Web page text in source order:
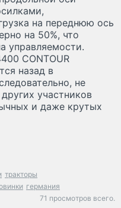
на переднюю ось
на 50%, что
управляемости.
CONTOUR
назад в
не
участников
и даже крутых
тракторы
германия
71 просмотров всего.